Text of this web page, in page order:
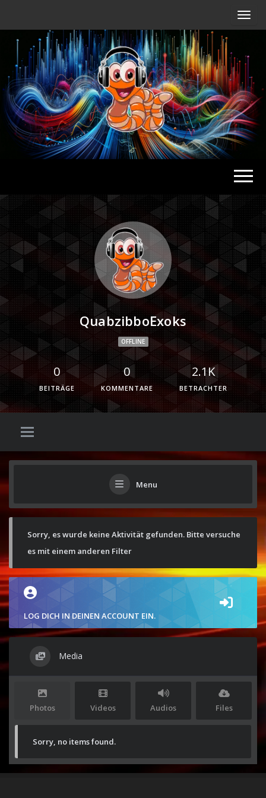
Radio
QuabzibboExoks
OFFLINE
0
BEITRÄGE
0
KOMMENTARE
2.1K
BETRACHTER
Menu
Sorry, es wurde keine Aktivität gefunden. Bitte versuche
es mit einem anderen Filter
LOG DICH IN DEINEN ACCOUNT EIN.
Media
Photos Videos Audios Files
Sorry, no items found.